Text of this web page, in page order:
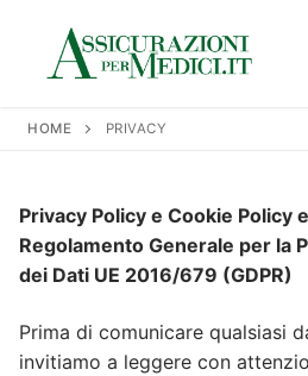
HOME PRIVACY
Privacy Policy e Cookie Policy
Regolamento Generale per la
dei Dati UE 2016/679 (GDPR)
Prima di comunicare qualsiasi
invitiamo a leggere con